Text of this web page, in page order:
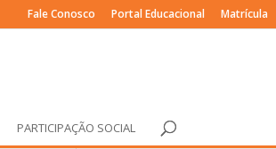
Fale Conosco Portal Educacional Matrícula
PARTICIPAÇÃO SOCIAL